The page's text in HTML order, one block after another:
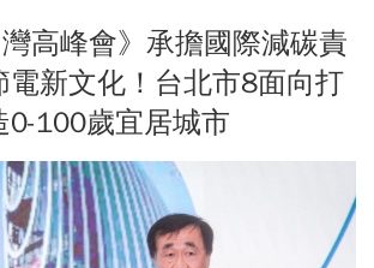
高峰會》承擔國際減碳責
電新文化！台北市8面向打
0-100歲宜居城市